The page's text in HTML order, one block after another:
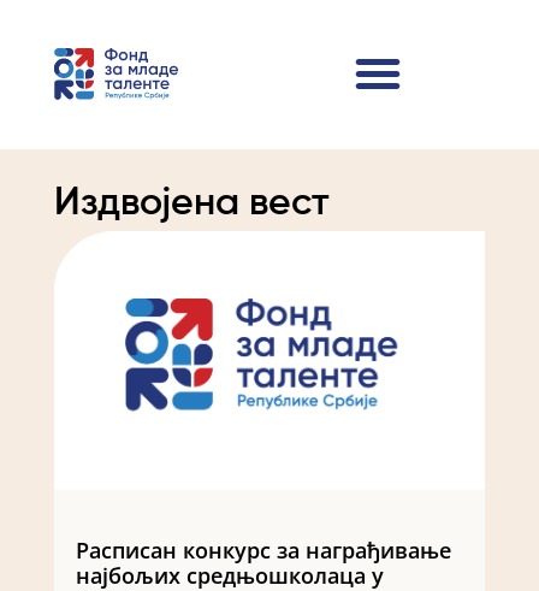
Издвојена вест
Расписан конкурс за награђивање
најбољих средњошколаца у